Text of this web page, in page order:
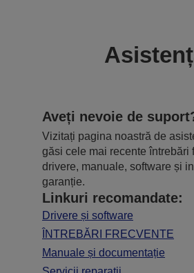
Aveți nevoie de
Vizitați pagina noastră de
găsi cele mai recente întrebări
drivere, manuale, software și
garanție.
Linkuri recomandate:
Drivere și software
ÎNTREBĂRI FRECVENTE
Manuale și documentație